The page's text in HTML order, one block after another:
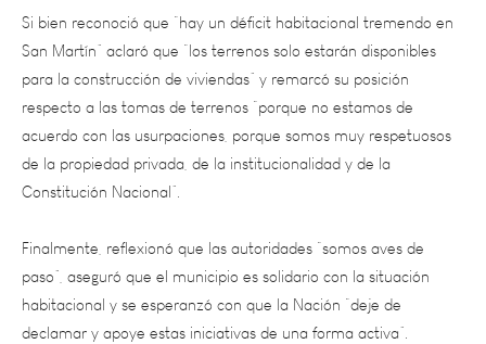
para la construcción de viviendas” y remarcó su posición
respecto a las tomas de terrenos “porque no estamos de
acuerdo con las usurpaciones, porque somos muy respetuosos
de la propiedad privada, de la institucionalidad y de la
Constitución Nacional”.
Finalmente, reflexionó que las autoridades “somos aves de
paso”, aseguró que el municipio es solidario con la situación
habitacional y se esperanzó con que la Nación “deje de
declamar y apoye estas iniciativas de una forma activa”.